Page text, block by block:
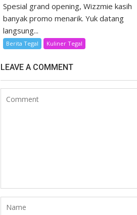
Spesial grand opening, Wizzmie kasih
banyak promo menarik. Yuk datang
langsung...
Berita Tegal Kuliner Tegal
LEAVE A COMMENT